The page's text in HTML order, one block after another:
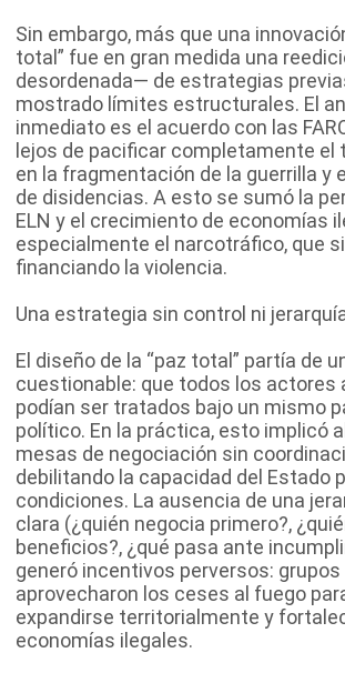
Sin embargo, más que una
total” fue en gran medida una
desordenada— de estrategias
mostrado límites estructurales. El
inmediato es el acuerdo con las
lejos de pacificar completamente el
en la fragmentación de la guerrilla y
de disidencias. A esto se sumó la
ELN y el crecimiento de economías
especialmente el narcotráfico, que
financiando la violencia.
Una estrategia sin control ni
El diseño de la “paz total” partía de
cuestionable: que todos los actores
podían ser tratados bajo un mismo
político. En la práctica, esto implicó
mesas de negociación sin
debilitando la capacidad del Estado
condiciones. La ausencia de una
clara (¿quién negocia primero?,
beneficios?, ¿qué pasa ante
generó incentivos perversos:
aprovecharon los ceses al fuego
expandirse territorialmente y
economías ilegales.